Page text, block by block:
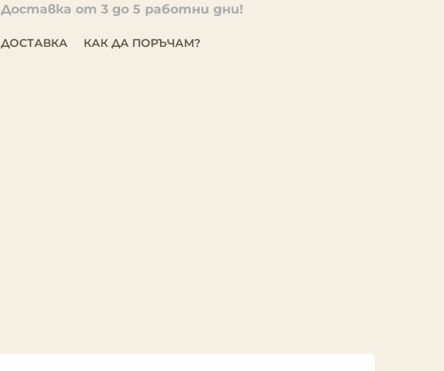
Доставка от 3 до 5 работни дни!
ДОСТАВКА КАК ДА ПОРЪЧАМ?